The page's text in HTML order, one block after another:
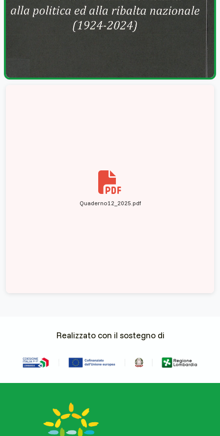
Quaderno12_2025.pdf
Realizzato con il sostegno di